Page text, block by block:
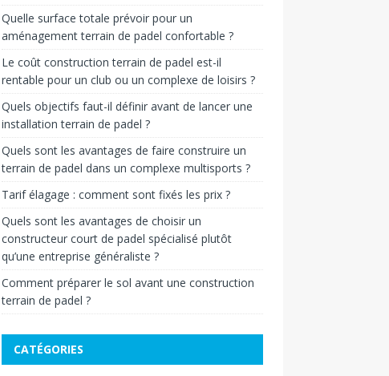
Quelle surface totale prévoir pour un
aménagement terrain de padel confortable ?
Le coût construction terrain de padel est-il
rentable pour un club ou un complexe de loisirs ?
Quels objectifs faut-il définir avant de lancer une
installation terrain de padel ?
Quels sont les avantages de faire construire un
terrain de padel dans un complexe multisports ?
Tarif élagage : comment sont fixés les prix ?
Quels sont les avantages de choisir un
constructeur court de padel spécialisé plutôt
qu’une entreprise généraliste ?
Comment préparer le sol avant une construction
terrain de padel ?
CATÉGORIES